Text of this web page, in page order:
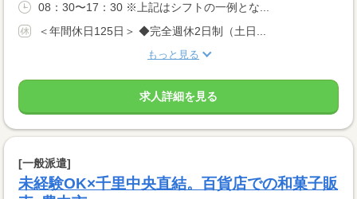
08：30〜17：30 ※上記はシフトの一例とな...
＜年間休日125日＞ ◆完全週休2日制（土日...
もっと見る
求人詳細を見る
[一般派遣]
未経験OK×千里中央直結。百貨店での和菓子販